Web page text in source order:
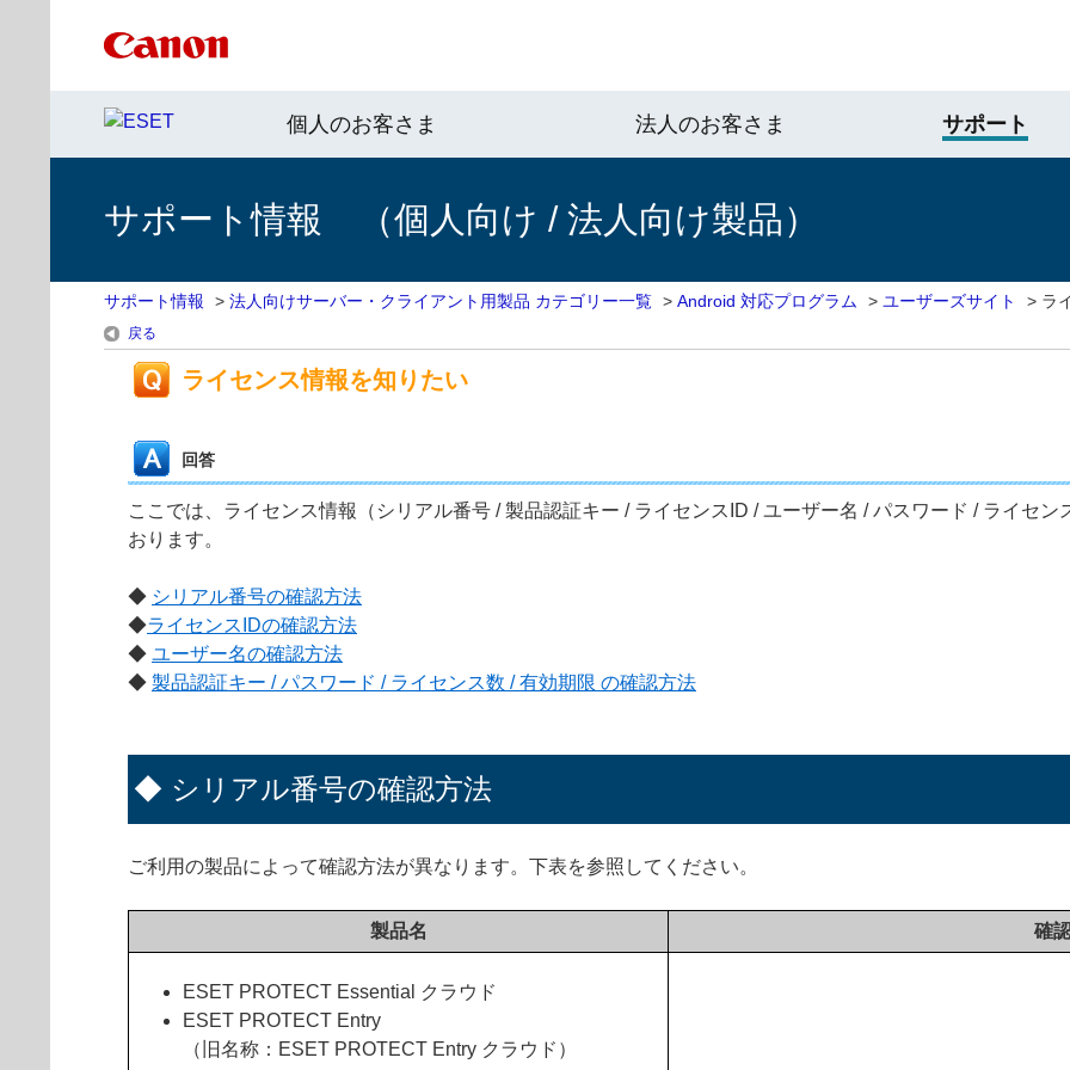
個人のお客さま 法人のお客さま サポート
サポート情報 （個人向け / 法人向け製品）
サポート情報 > 法人向けサーバー・クライアント用製品 カテゴリー一覧 > Android 対応プログラム > ユーザーズサイト > ラ
戻る
ライセンス情報を知りたい
回答
ここでは、ライセンス情報（シリアル番号 / 製品認証キー / ライセンスID / ユーザー名 / パスワード / ライセ
おります。
◆ シリアル番号の確認方法
◆ライセンスIDの確認方法
◆ ユーザー名の確認方法
◆ 製品認証キー / パスワード / ライセンス数 / 有効期限 の確認方法
◆ シリアル番号の確認方法
ご利用の製品によって確認方法が異なります。下表を参照してください。
製品名 確
ESET PROTECT Essential クラウド
ESET PROTECT Entry
（旧名称：ESET PROTECT Entry クラウド）